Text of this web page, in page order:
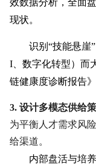
效数据分析，全面
现状。
识别“技能悬崖”
I、数字化转型）而
链健康度诊断报告
3. 设计多模态供给
为平衡人才需求风
给渠道。
内部盘活与培养